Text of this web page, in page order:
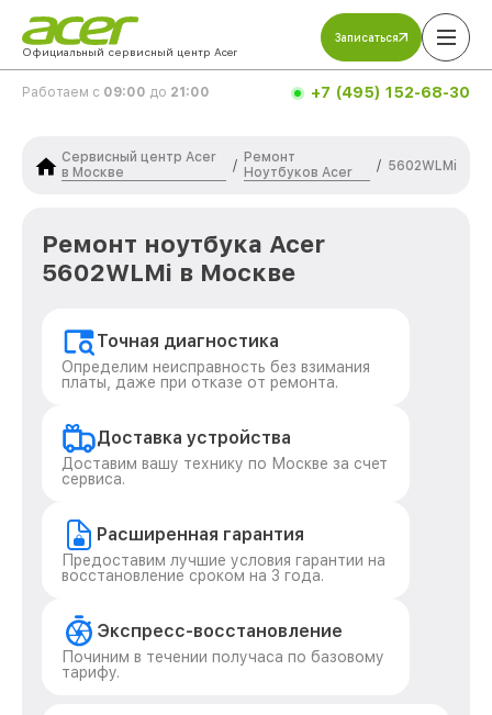
Официальный сервисный центр Acer
Записаться
Работаем с 09:00 до 21:00 +7 (495) 152-68-30
Сервисный центр Acer
в Москве
/
Ремонт
Ноутбуков Acer
/ 5602WLMi
Ремонт ноутбука Acer
5602WLMi в Москве
Точная диагностика
Определим неисправность без взимания
платы, даже при отказе от ремонта.
Доставка устройства
Доставим вашу технику по Москве за счет
сервиса.
Расширенная гарантия
Предоставим лучшие условия гарантии на
восстановление сроком на 3 года.
Экспресс-восстановление
Починим в течении получаса по базовому
тарифу.